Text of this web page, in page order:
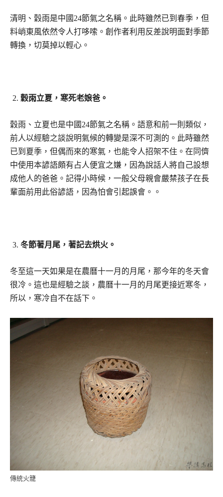
清明、穀雨是中國24節氣之名稱。此時雖然已到春季，但
料峭東風依然令人打哆嗦。創作者利用反差說明面對季節
轉換，切莫掉以輕心。
穀雨立夏，寒死老娘爸。
穀雨、立夏也是中國24節氣之名稱。語意和前一則類似，
前人以經驗之談說明氣候的轉變是深不可測的。此時雖然
已到夏季，但偶而來的寒氣，也能令人招架不住。在同儕
中使用本諺語頗有占人便宜之嫌，因為說話人將自己設想
成他人的爸爸。記得小時候，一般父母親會嚴禁孩子在長
輩面前用此俗諺語，因為怕會引起誤會。。
冬節著月尾，著記去烘火。
冬至這一天如果是在農曆十一月的月尾，那今年的冬天會
很冷。這也是經驗之談，農曆十一月的月尾更接近寒冬，
所以，寒冷自不在話下。
傳統火籠